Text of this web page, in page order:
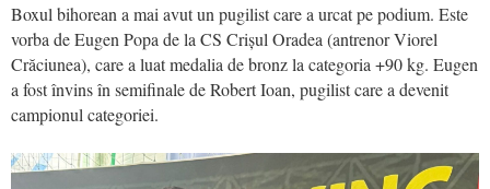
Boxul bihorean a mai avut un pugilist care a urcat pe podium. Este
vorba de Eugen Popa de la CS Crișul Oradea (antrenor Viorel
Crăciunea), care a luat medalia de bronz la categoria +90 kg. Eugen
a fost învins în semifinale de Robert Ioan, pugilist care a devenit
campionul categoriei.